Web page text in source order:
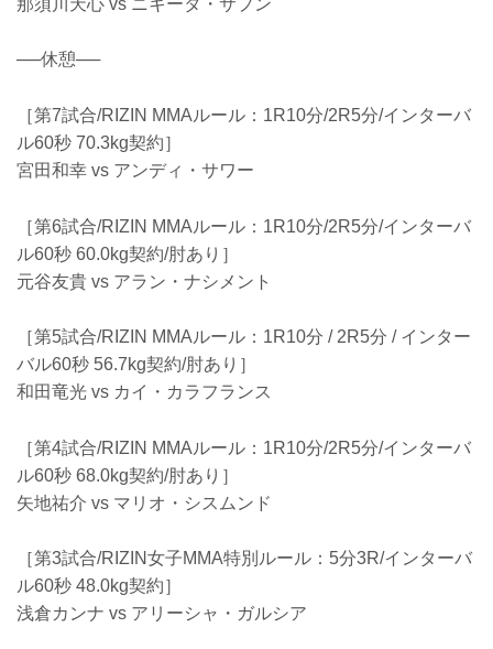
──休憩──
［第7試合/RIZIN MMAルール：1R10分/2R5分/インターバ
ル60秒 70.3kg契約］
宮田和幸 vs アンディ・サワー
［第6試合/RIZIN MMAルール：1R10分/2R5分/インターバ
ル60秒 60.0kg契約/肘あり］
元谷友貴 vs アラン・ナシメント
［第5試合/RIZIN MMAルール：1R10分 / 2R5分 / インター
バル60秒 56.7kg契約/肘あり］
和田竜光 vs カイ・カラフランス
［第4試合/RIZIN MMAルール：1R10分/2R5分/インターバ
ル60秒 68.0kg契約/肘あり］
矢地祐介 vs マリオ・シスムンド
［第3試合/RIZIN女子MMA特別ルール：5分3R/インターバ
ル60秒 48.0kg契約］
浅倉カンナ vs アリーシャ・ガルシア